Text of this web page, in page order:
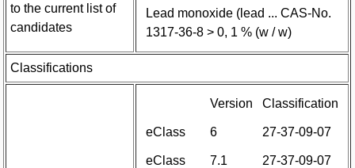
to the current list of
candidates
Lead monoxide (lead ... CAS-No.
1317-36-8 > 0, 1 % (w / w)
Classifications
Version Classification
eClass 6 27-37-09-07
eClass 7.1 27-37-09-07